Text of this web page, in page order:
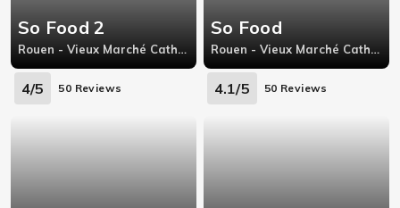
So Food 2
Rouen - Vieux Marché Cathédrale, 29 Place du Général de Gaulle,
4/5 50 Reviews
So Food
Rouen - Vieux Marché Cathédrale, 2 bis Place Cauchoise,
4.1/5 50 Reviews